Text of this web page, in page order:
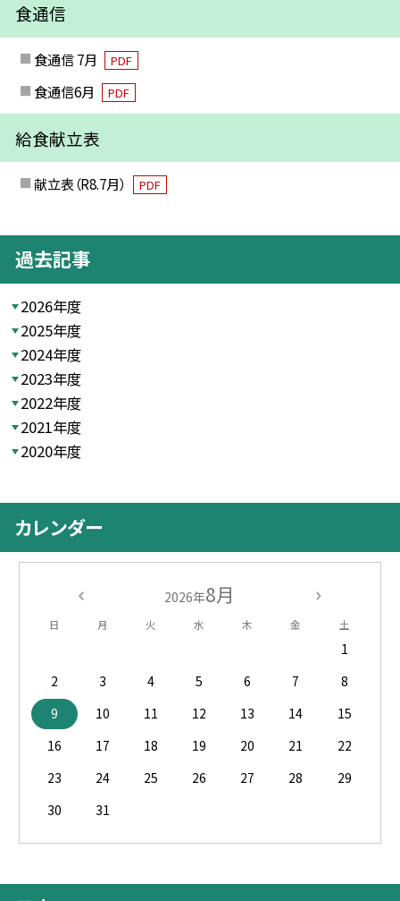
食通信
食通信 7月 PDF
食通信6月 PDF
給食献立表
献立表（R8.7月） PDF
過去記事
2026年度
2025年度
2024年度
2023年度
2022年度
2021年度
2020年度
カレンダー
2026年8月
日 月 火 水 木 金 土
1
2
3 4 5 6 7
8
9
10 11 12 13 14
15
16
17 18 19 20 21
22
23
24 25 26 27 28
29
30
31